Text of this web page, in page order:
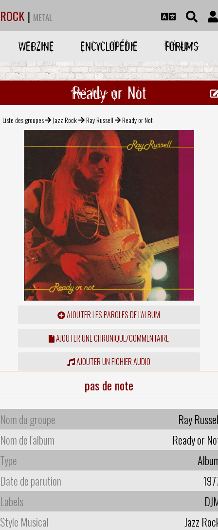
ROCK | METAL
WEBZINE ENCYCLOPÉDIE FORUMS
Ready or Not
Liste des groupes Jazz Rock Ray Russell Ready or Not
AJOUTER LES PAROLES DE L'ALBUM
AJOUTER UNE CHRONIQUE/COMMENTAIRE
AJOUTER UN FICHIER AUDIO
pas de note
Nom du groupe
Ray
Nom de l'album
Ready or
Type
Date de parution
Labels
Style Musical
Jazz